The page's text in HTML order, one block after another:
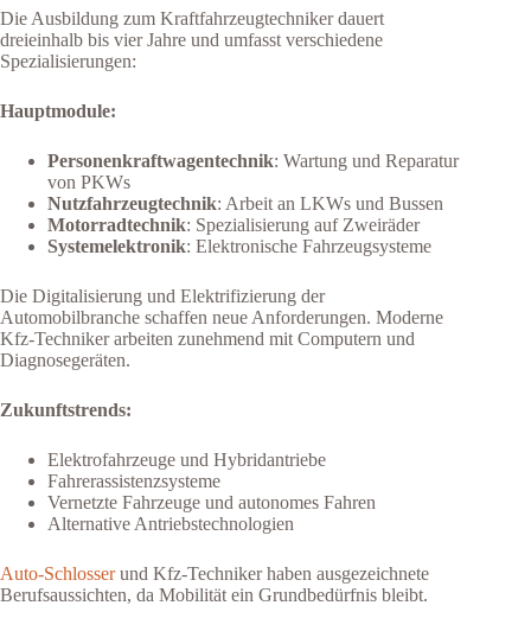
Die Ausbildung zum Kraftfahrzeugtechniker dauert
dreieinhalb bis vier Jahre und umfasst verschiedene
Spezialisierungen:
Hauptmodule:
Personenkraftwagentechnik: Wartung und Reparatur
von PKWs
Nutzfahrzeugtechnik: Arbeit an LKWs und Bussen
Motorradtechnik: Spezialisierung auf Zweiräder
Systemelektronik: Elektronische Fahrzeugsysteme
Die Digitalisierung und Elektrifizierung der
Automobilbranche schaffen neue Anforderungen. Moderne
Kfz-Techniker arbeiten zunehmend mit Computern und
Diagnosegeräten.
Zukunftstrends:
Elektrofahrzeuge und Hybridantriebe
Fahrerassistenzsysteme
Vernetzte Fahrzeuge und autonomes Fahren
Alternative Antriebstechnologien
Auto-Schlosserund Kfz-Techniker haben ausgezeichnete
Berufsaussichten, da Mobilität ein Grundbedürfnis bleibt.